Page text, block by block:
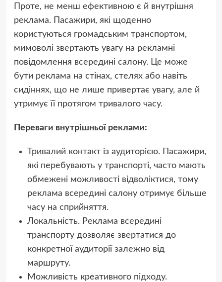
Проте, не менш ефективною є й внутрішня
реклама. Пасажири, які щоденно
користуються громадським транспортом,
мимоволі звертають увагу на рекламні
повідомлення всередині салону. Це може
бути реклама на стінах, стелях або навіть
сидіннях, що не лише привертає увагу, але й
утримує її протягом тривалого часу.
Переваги внутрішньої реклами:
Тривалий контакт із аудиторією. Пасажири,
які перебувають у транспорті, часто мають
обмежені можливості відволіктися, тому
реклама всередині салону отримує більше
часу на сприйняття.
Локальність. Реклама всередині
транспорту дозволяє звертатися до
конкретної аудиторії залежно від
маршруту.
Можливість креативного підходу.